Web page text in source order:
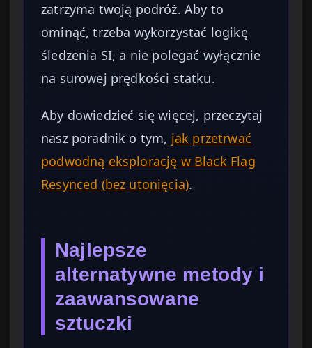
zatrzyma twoją podróż. Aby to
ominąć, trzeba wykorzystać logikę
śledzenia SI, a nie polegać wyłącznie
na surowej prędkości statku.
Aby dowiedzieć się więcej, przeczytaj
nasz poradnik o tym, jak przetrwać
podwodną eksplorację w Black Flag
Resynced (bez utonięcia).
Najlepsze
alternatywne metody i
zaawansowane
sztuczki